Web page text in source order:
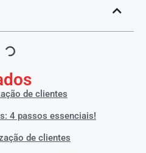
de clientes
4 passos essenciais!
de clientes